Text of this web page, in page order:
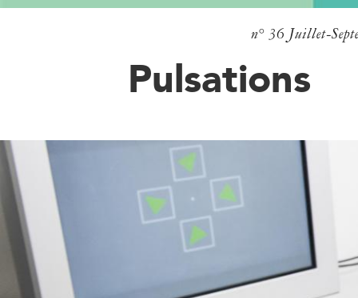
n° 36 Juillet-
Pulsations